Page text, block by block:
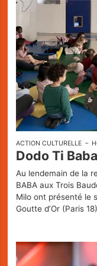
ACTION CULTURELLE
Dodo Ti
Au lendemain de la
BABA aux Trois
Milo ont présenté le
Goutte d’Or (Paris